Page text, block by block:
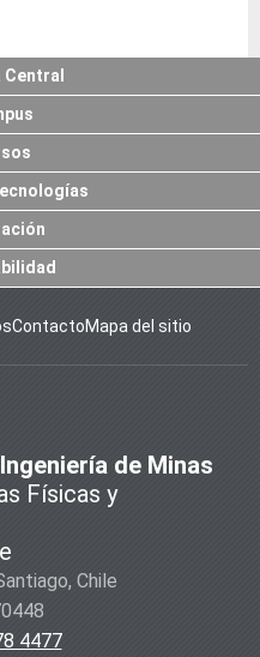
ContactoMapa del sitio
de Minas
Físicas y
Chile
4477